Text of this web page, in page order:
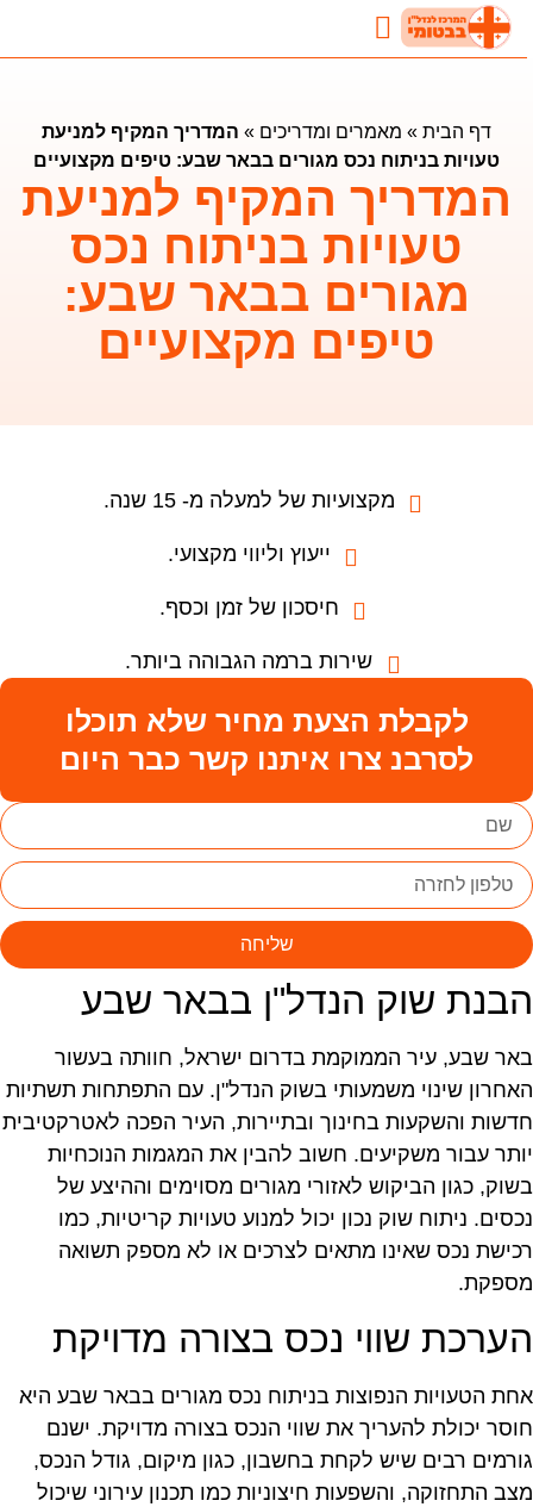
דף הבית»מאמרים ומדריכים»המדריך המקיף למניעת
טעויות בניתוח נכס מגורים בבאר שבע: טיפים מקצועיים
המדריך המקיף למניעת
טעויות בניתוח נכס
מגורים בבאר שבע:
טיפים מקצועיים
מקצועיות של למעלה מ- 15 שנה.
ייעוץ וליווי מקצועי.
חיסכון של זמן וכסף.
שירות ברמה הגבוהה ביותר.
לקבלת הצעת מחיר שלא תוכלו
לסרבנ צרו איתנו קשר כבר היום
שליחה
שוק הנדל"ן בבאר שבע
שבע, עיר הממוקמת בדרום ישראל, חוותה בעשור
שינוי משמעותי בשוק הנדל"ן. עם התפתחות תשתיות
והשקעות בחינוך ובתיירות, העיר הפכה לאטרקטיבית
עבור משקיעים. חשוב להבין את המגמות הנוכחיות
כגון הביקוש לאזורי מגורים מסוימים וההיצע של
ניתוח שוק נכון יכול למנוע טעויות קריטיות, כמו
נכס שאינו מתאים לצרכים או לא מספק תשואה
שווי נכס בצורה מדויקת
הטעויות הנפוצות בניתוח נכס מגורים בבאר שבע היא
יכולת להעריך את שווי הנכס בצורה מדויקת. ישנם
רבים שיש לקחת בחשבון, כגון מיקום, גודל הנכס,
התחזוקה, והשפעות חיצוניות כמו תכנון עירוני שיכול